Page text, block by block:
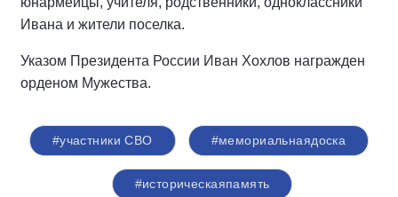
Ивана и жители поселка.
Указом Президента России Иван Хохлов награжден
орденом Мужества.
#участники СВО #мемориальнаядоска
#историческаяпамять